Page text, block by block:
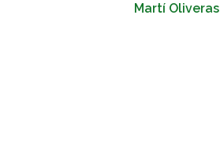
Martí Oliveras